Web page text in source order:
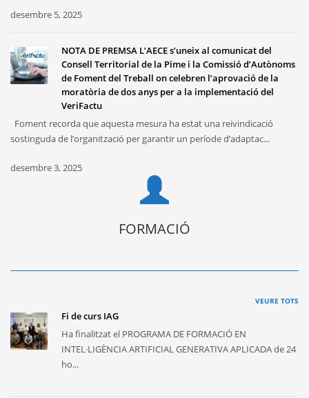
desembre 5, 2025
NOTA DE PREMSA L’AECE s’uneix al comunicat del
Consell Territorial de la Pime i la Comissió d’Autònoms
de Foment del Treball on celebren l’aprovació de la
moratòria de dos anys per a la implementació del
VeriFactu
Foment recorda que aquesta mesura ha estat una reivindicació
sostinguda de l’organització per garantir un període d’adaptac...
desembre 3, 2025
FORMACIÓ
VEURE TOTS
Fi de curs IAG
Ha finalitzat el PROGRAMA DE FORMACIÓ EN
INTEL·LIGÈNCIA ARTIFICIAL GENERATIVA APLICADA de 24
ho...